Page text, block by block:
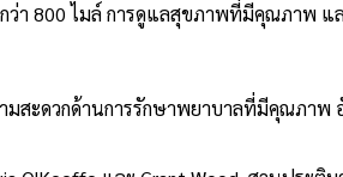
า 800 ไมล์ การดูแลสุขภาพที่มีคุณภาพ แ
มสะดวกด้านการรักษาพยาบาลที่มีคุณภ